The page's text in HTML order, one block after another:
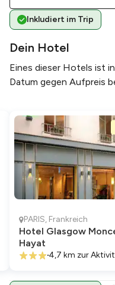
Inkludiert im Trip
Dein Hotel
Eines dieser Hotels ist
Datum gegen Aufpreis
PARIS, Frankreich
Hotel Glasgow
Hayat
4,7 km zur